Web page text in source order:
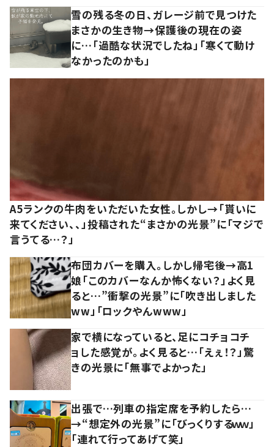
雪の残る冬の日、ガレージ前で見つけた
まさかの生き物→保護後の現在の姿
に…「過酷な状況でしたね」「寒くて動け
なかったのかも」
A5ランクの牛肉をいただいた女性。しかし→「貰いに
来てください、、」投稿された“まさかの光景”に「マジで
言うてる…？」
布団カバーを購入。しかし帰宅後→高1
娘「このカバーなんか怖くない？」よく見
ると…”衝撃の光景”に「吹き出しました
ww」「ロックやんwww」
家で横になっていると、足にコチョコチ
ョした感覚が。よく見ると…「えぇ！？」驚
きの光景に「無事でよかった」
出張で…列車の指定席を予約したら…
→“想定外の光景”に「びっくりするｗｗ」
「連れて行ってあげて笑」